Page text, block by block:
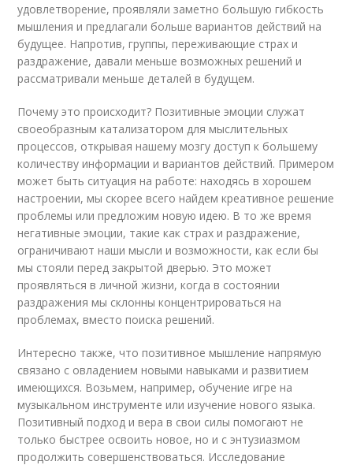
удовлетворение, проявляли заметно большую гибкость
мышления и предлагали больше вариантов действий на
будущее. Напротив, группы, переживающие страх и
раздражение, давали меньше возможных решений и
рассматривали меньше деталей в будущем.
Почему это происходит? Позитивные эмоции служат
своеобразным катализатором для мыслительных
процессов, открывая нашему мозгу доступ к большему
количеству информации и вариантов действий. Примером
может быть ситуация на работе: находясь в хорошем
настроении, мы скорее всего найдем креативное решение
проблемы или предложим новую идею. В то же время
негативные эмоции, такие как страх и раздражение,
ограничивают наши мысли и возможности, как если бы
мы стояли перед закрытой дверью. Это может
проявляться в личной жизни, когда в состоянии
раздражения мы склонны концентрироваться на
проблемах, вместо поиска решений.
Интересно также, что позитивное мышление напрямую
связано с овладением новыми навыками и развитием
имеющихся. Возьмем, например, обучение игре на
музыкальном инструменте или изучение нового языка.
Позитивный подход и вера в свои силы помогают не
только быстрее освоить новое, но и с энтузиазмом
продолжить совершенствоваться. Исследование